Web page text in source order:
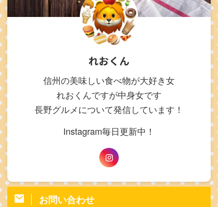
れおくん
信州の美味しい食べ物が大好き女
れおくんですが中身女です
長野グルメについて発信しています！
Instagram毎日更新中！
お問い合わせ